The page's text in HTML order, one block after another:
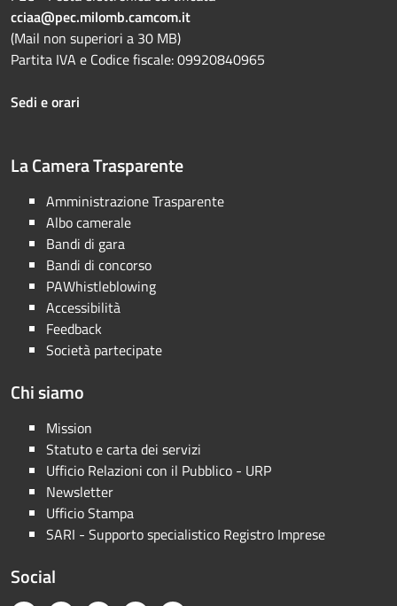
cciaa@pec.milomb.camcom.it
(Mail non superiori a 30 MB)
Partita IVA e Codice fiscale: 09920840965
Sedi e orari
La Camera Trasparente
Amministrazione Trasparente
Albo camerale
Bandi di gara
Bandi di concorso
PAWhistleblowing
Accessibilità
Feedback
Società partecipate
Chi siamo
Mission
Statuto e carta dei servizi
Ufficio Relazioni con il Pubblico - URP
Newsletter
Ufficio Stampa
SARI - Supporto specialistico Registro Imprese
Social